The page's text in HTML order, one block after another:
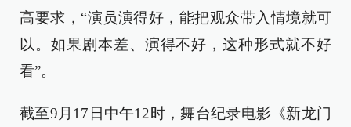
高要求，“演员演得好，能把观众带入情境就可
以。如果剧本差、演得不好，这种形式就不好
看”。
截至9月17日中午12时，舞台纪录电影《新龙门